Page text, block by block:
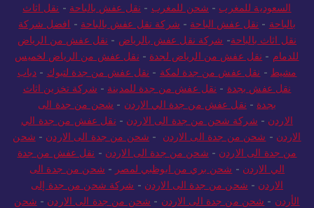
السعودية للمغرب - شحن للمغرب - نقل عفش بالباحة - نقل اثاث
بالباحة - نقل عفش الباحة - شركة نقل عفش بالباحة - افضل شركة
نقل اثاث بالباحة- شركة نقل عفش بالرياض - نقل عفش من الرياض
للدمام - نقل عفش من الرياض لجدة - نقل عفش من الرياض لخميس
مشيط - نقل عفش من جدة لمكة - نقل عفش من جدة لتبوك - دباب
نقل عفش بجدة - نقل عفش من جدة للمدينة - شركة تخزين اثاث
بجدة - نقل عفش من جدة الي الاردن - شحن من جدة الى
الاردن - شركة شحن من جدة الى الاردن - نقل عفش من جدة الي
الاردن - شحن من جدة الى الاردن - شحن من جدة الى الاردن - شحن
من جدة الى الاردن - شحن من جدة الى الاردن - نقل عفش من جدة
الي الاردن - شحن بري من ابوظبي لمصر - شحن من جدة الى
الاردن - شحن من جدة الى الاردن - شركة شحن من جدة إلى
الأردن - شحن من جدة الى الاردن - شحن من جدة الى الاردن - شحن